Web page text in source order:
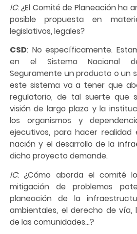
IC: ¿El Comité de Planeación ha
posible propuesta en
legislativos, legales?
CSD: No específicamente.
en el Sistema Nacional
Seguramente un producto o un
este sistema va a tener que
regulatorio, de tal suerte que
visión de largo plazo y la
los organismos y
ejecutivos, para hacer
nación y el desarrollo de la
dicho proyecto demande.
IC: ¿Cómo aborda el comité
mitigación de problemas
planeación de la
ambientales, el derecho de vía,
de las comunidades…?